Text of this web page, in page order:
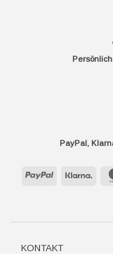
PayPal,
PayPal
KONTAKT